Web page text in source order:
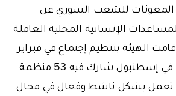
المعونات للشعب السوري عن
الإنسانية المحلية العاملة
الهيئة بتنظيم إجتماع في فبراير
2013 بمقرها العام في إسطنبول شارك فيه 53 منظمة
تعمل بشكل ناشط وفعال في مجال